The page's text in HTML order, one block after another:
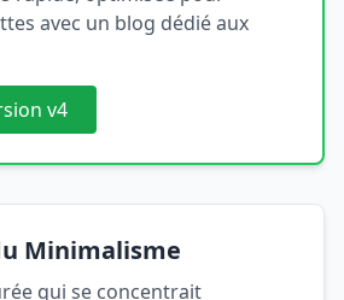
avec un blog dédié aux
v4
Minimalisme
qui se concentrait